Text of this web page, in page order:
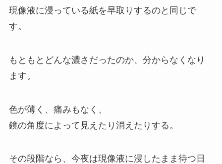
現像液に浸っている紙を早取りするのと同じで
す。
もともとどんな濃さだったのか、分からなくなり
ます。
色が薄く、痛みもなく、
鏡の角度によって見えたり消えたりする。
その段階なら、今夜は現像液に浸したまま待つ日